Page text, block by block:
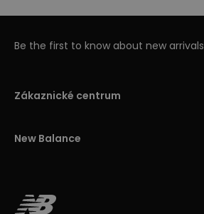
Be the first to know about new arrivals
Zákaznické centrum
New Balance